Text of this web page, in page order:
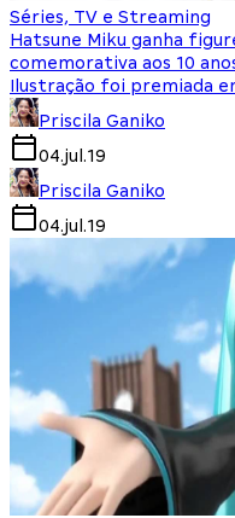
Séries, TV e Streaming
Hatsune Miku ganha
comemorativa aos 10
Ilustração foi premiada
Priscila Ganiko
04.jul.19
Priscila Ganiko
04.jul.19